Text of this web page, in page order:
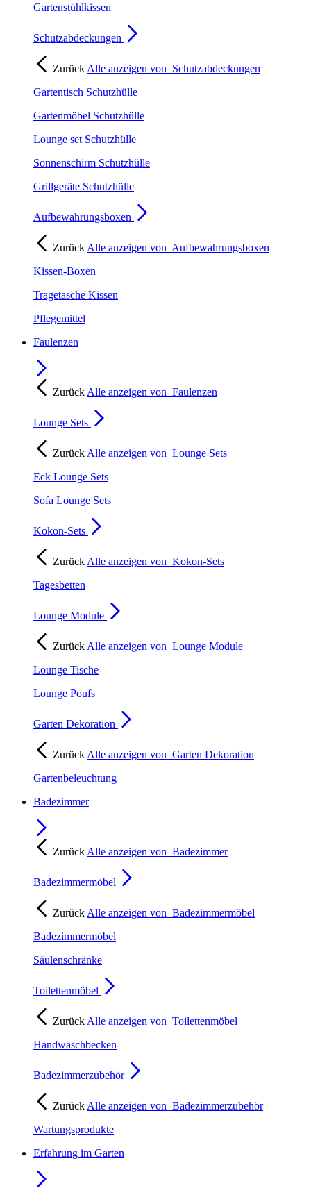
Gartenstühlkissen
Schutzabdeckungen
Zurück Alle anzeigen von Schutzabdeckungen
Gartentisch Schutzhülle
Gartenmöbel Schutzhülle
Lounge set Schutzhülle
Sonnenschirm Schutzhülle
Grillgeräte Schutzhülle
Aufbewahrungsboxen
Zurück Alle anzeigen von Aufbewahrungsboxen
Kissen-Boxen
Tragetasche Kissen
Pflegemittel
Faulenzen
Zurück Alle anzeigen von Faulenzen
Lounge Sets
Zurück Alle anzeigen von Lounge Sets
Eck Lounge Sets
Sofa Lounge Sets
Kokon-Sets
Zurück Alle anzeigen von Kokon-Sets
Tagesbetten
Lounge Module
Zurück Alle anzeigen von Lounge Module
Lounge Tische
Lounge Poufs
Garten Dekoration
Zurück Alle anzeigen von Garten Dekoration
Gartenbeleuchtung
Badezimmer
Zurück Alle anzeigen von Badezimmer
Badezimmermöbel
Zurück Alle anzeigen von Badezimmermöbel
Badezimmermöbel
Säulenschränke
Toilettenmöbel
Zurück Alle anzeigen von Toilettenmöbel
Handwaschbecken
Badezimmerzubehör
Zurück Alle anzeigen von Badezimmerzubehör
Wartungsprodukte
Erfahrung im Garten